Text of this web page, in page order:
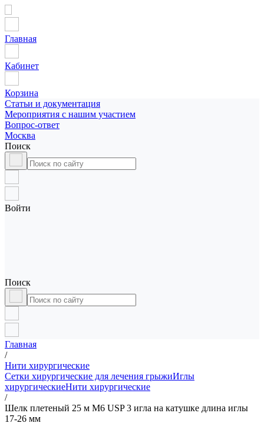
Главная
Кабинет
Корзина
Статьи и документация
Мероприятия с нашим участием
Вопрос-ответ
Москва
Поиск
Войти
Поиск
Главная
/
Нити хирургические
Сетки хирургические для лечения грыжиИглы
хирургическиеНити хирургические
/
Шелк плетеный 25 м М6 USP 3 игла на катушке длина иглы
17-26 мм